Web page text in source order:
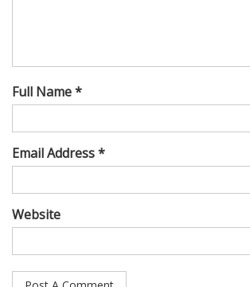
Full Name *
Email Address *
Website